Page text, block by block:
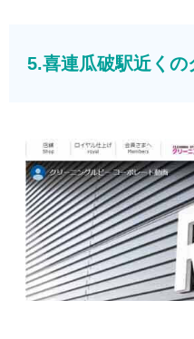
5.喜連瓜破駅近く